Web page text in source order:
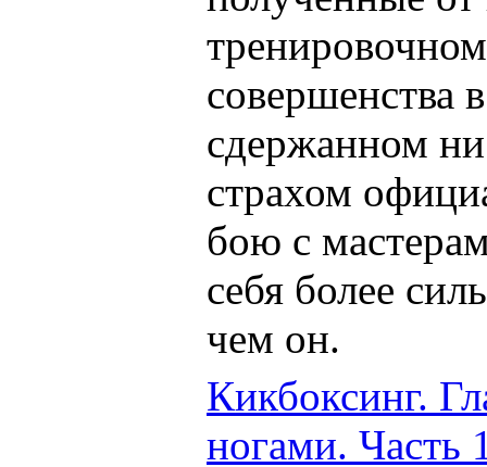
совершенства
сдержанном
страхом
бою с
себя более
чем он.
Кикбоксинг.
ногами. Часть